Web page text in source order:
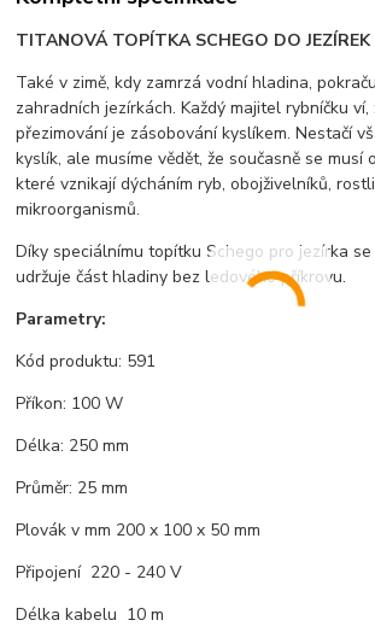
TITANOVÁ TOPÍTKA SCHEGO DO JEZÍREK
Také v zimě, kdy zamrzá vodní hladina,
zahradních jezírkách. Každý majitel rybníčku
přezimování je zásobování kyslíkem. Nestačí
kyslík, ale musíme vědět, že současně se musí
které vznikají dýcháním ryb, obojživelníků,
mikroorganismů.
Díky speciálnímu topítku Schego pro jezírka
udržuje část hladiny bez ledového příkrovu.
Parametry:
Kód produktu: 591
Příkon: 100 W
Délka: 250 mm
Průměr: 25 mm
Plovák v mm 200 x 100 x 50 mm
Připojení 220 - 240 V
Délka kabelu 10 m